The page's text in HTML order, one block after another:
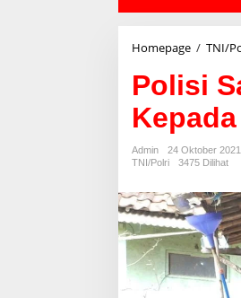
Homepage / TNI/
Polisi
Admin
24 Oktober 2021
TNI/Polri
3475 Dilihat